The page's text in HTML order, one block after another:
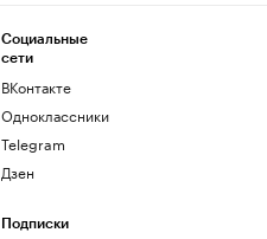
Социальные
сети
ВКонтакте
Одноклассники
Telegram
Дзен
Подписки